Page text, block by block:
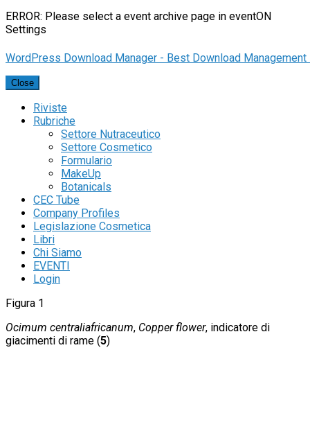
ERROR: Please select a event archive page in eventON
Settings
WordPress Download Manager - Best Download Management
Close
Riviste
Rubriche
Settore Nutraceutico
Settore Cosmetico
Formulario
MakeUp
Botanicals
CEC Tube
Company Profiles
Legislazione Cosmetica
Libri
Chi Siamo
EVENTI
Login
Figura 1
Ocimum centraliafricanum, Copper flower, indicatore di
giacimenti di rame (5)